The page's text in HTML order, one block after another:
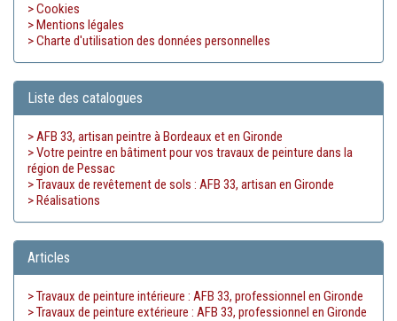
> Cookies
> Mentions légales
> Charte d'utilisation des données personnelles
Liste des catalogues
> AFB 33, artisan peintre à Bordeaux et en Gironde
> Votre peintre en bâtiment pour vos travaux de peinture dans la
région de Pessac
> Travaux de revêtement de sols : AFB 33, artisan en Gironde
> Réalisations
Articles
> Travaux de peinture intérieure : AFB 33, professionnel en Gironde
> Travaux de peinture extérieure : AFB 33, professionnel en Gironde